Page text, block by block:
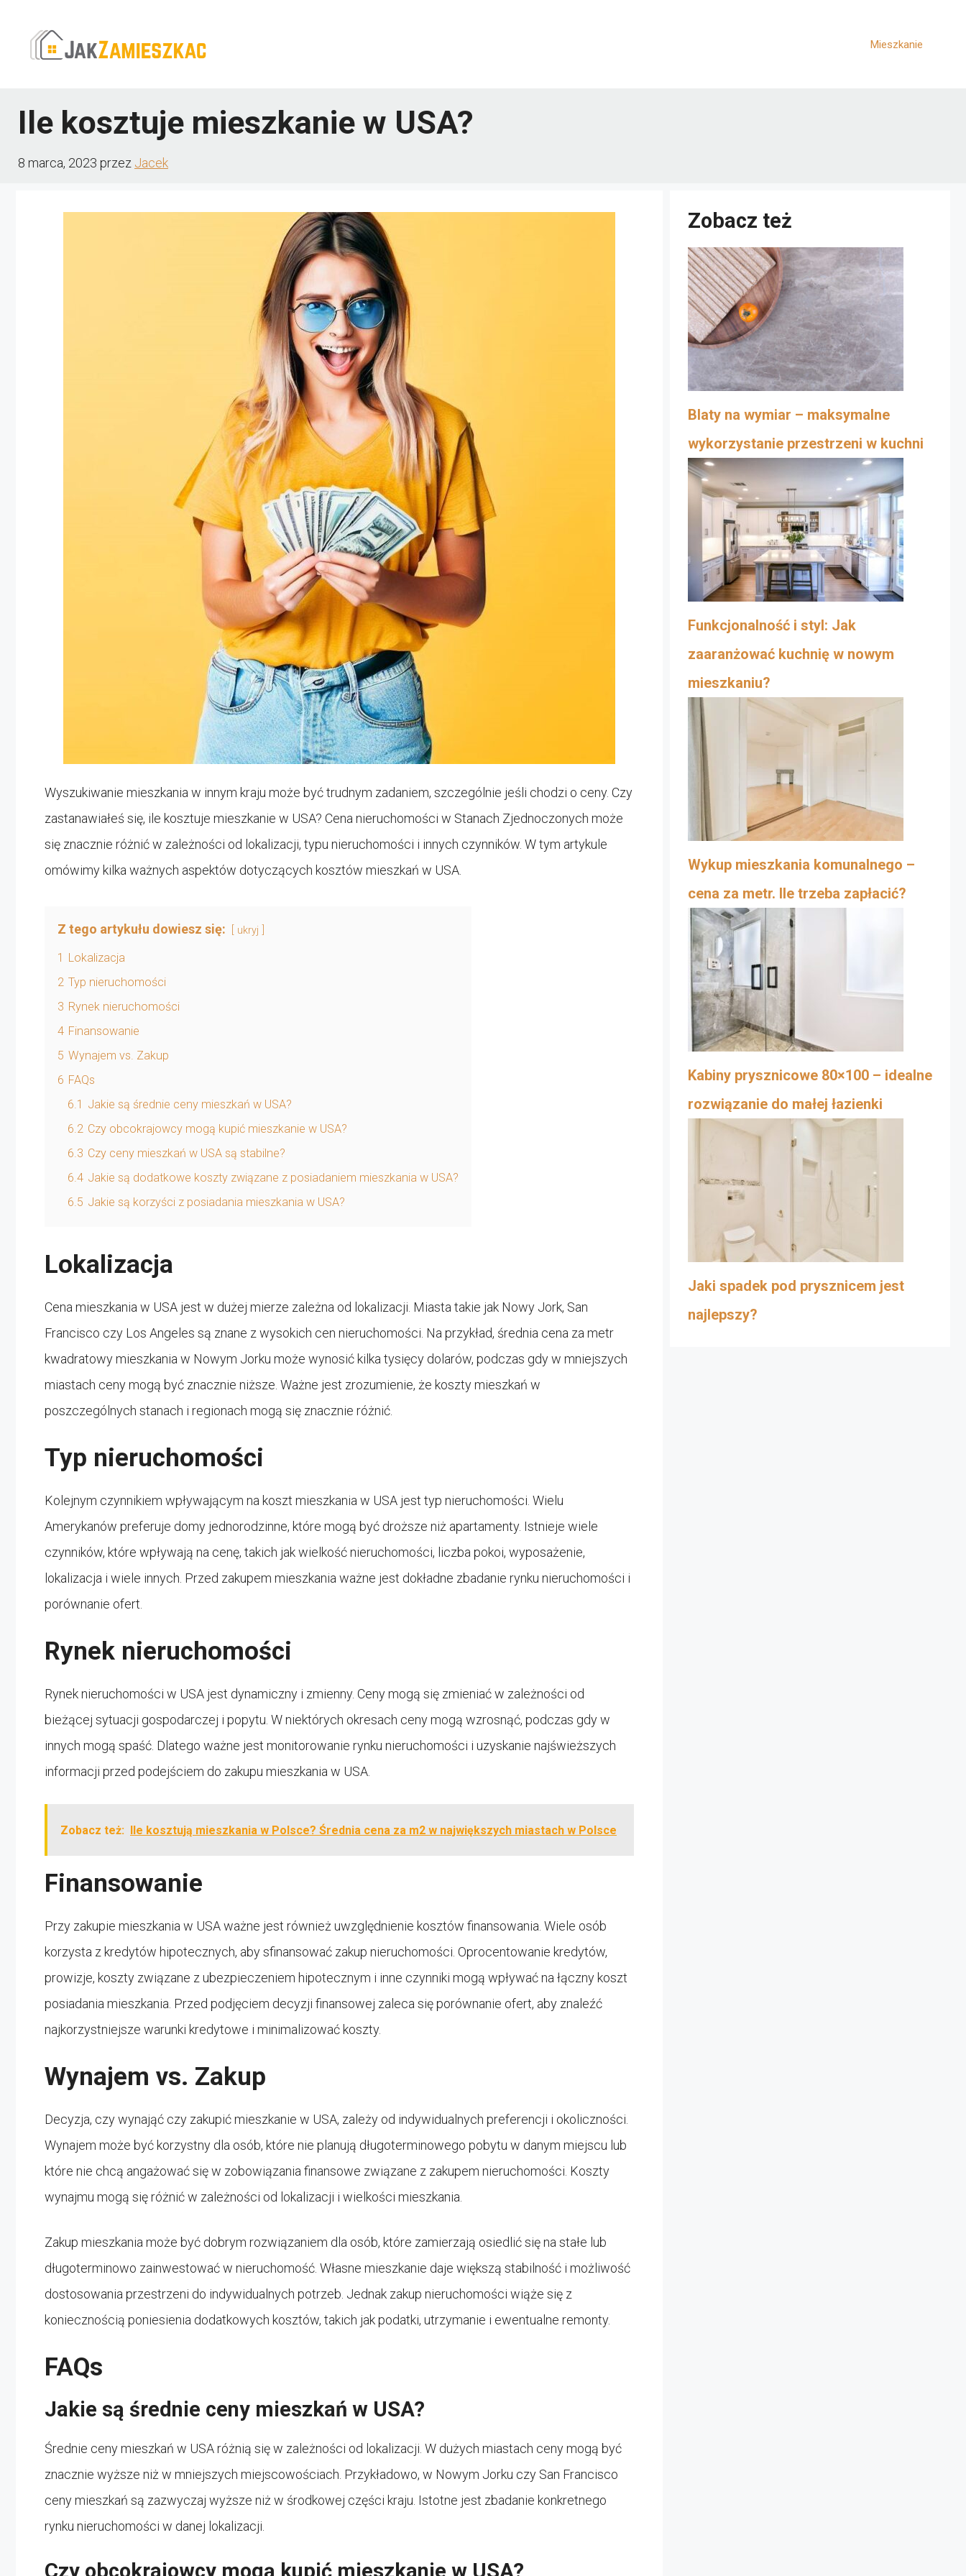
treści
Mieszkanie
Ile kosztuje mieszkanie w USA?
8 marca, 2023 przez Jacek
Wyszukiwanie mieszkania w innym kraju może być trudnym zadaniem, szczególnie jeśli chodzi o ceny. Czy
zastanawiałeś się, ile kosztuje mieszkanie w USA? Cena nieruchomości w Stanach Zjednoczonych może
się znacznie różnić w zależności od lokalizacji, typu nieruchomości i innych czynników. W tym artykule
omówimy kilka ważnych aspektów dotyczących kosztów mieszkań w USA.
Z tego artykułu dowiesz się: ukryj
1 Lokalizacja
2 Typ nieruchomości
3 Rynek nieruchomości
4 Finansowanie
5 Wynajem vs. Zakup
6 FAQs
6.1 Jakie są średnie ceny mieszkań w USA?
6.2 Czy obcokrajowcy mogą kupić mieszkanie w USA?
6.3 Czy ceny mieszkań w USA są stabilne?
6.4 Jakie są dodatkowe koszty związane z posiadaniem mieszkania w USA?
6.5 Jakie są korzyści z posiadania mieszkania w USA?
Lokalizacja
Cena mieszkania w USA jest w dużej mierze zależna od lokalizacji. Miasta takie jak Nowy Jork, San
Francisco czy Los Angeles są znane z wysokich cen nieruchomości. Na przykład, średnia cena za metr
kwadratowy mieszkania w Nowym Jorku może wynosić kilka tysięcy dolarów, podczas gdy w mniejszych
miastach ceny mogą być znacznie niższe. Ważne jest zrozumienie, że koszty mieszkań w
poszczególnych stanach i regionach mogą się znacznie różnić.
Typ nieruchomości
Kolejnym czynnikiem wpływającym na koszt mieszkania w USA jest typ nieruchomości. Wielu
Amerykanów preferuje domy jednorodzinne, które mogą być droższe niż apartamenty. Istnieje wiele
czynników, które wpływają na cenę, takich jak wielkość nieruchomości, liczba pokoi, wyposażenie,
lokalizacja i wiele innych. Przed zakupem mieszkania ważne jest dokładne zbadanie rynku nieruchomości i
porównanie ofert.
Rynek nieruchomości
Rynek nieruchomości w USA jest dynamiczny i zmienny. Ceny mogą się zmieniać w zależności od
bieżącej sytuacji gospodarczej i popytu. W niektórych okresach ceny mogą wzrosnąć, podczas gdy w
innych mogą spaść. Dlatego ważne jest monitorowanie rynku nieruchomości i uzyskanie najświeższych
informacji przed podejściem do zakupu mieszkania w USA.
Zobacz też: Ile kosztują mieszkania w Polsce? Średnia cena za m2 w największych miastach w Polsce
Finansowanie
Przy zakupie mieszkania w USA ważne jest również uwzględnienie kosztów finansowania. Wiele osób
korzysta z kredytów hipotecznych, aby sfinansować zakup nieruchomości. Oprocentowanie kredytów,
prowizje, koszty związane z ubezpieczeniem hipotecznym i inne czynniki mogą wpływać na łączny koszt
posiadania mieszkania. Przed podjęciem decyzji finansowej zaleca się porównanie ofert, aby znaleźć
najkorzystniejsze warunki kredytowe i minimalizować koszty.
Wynajem vs. Zakup
Decyzja, czy wynająć czy zakupić mieszkanie w USA, zależy od indywidualnych preferencji i okoliczności.
Wynajem może być korzystny dla osób, które nie planują długoterminowego pobytu w danym miejscu lub
które nie chcą angażować się w zobowiązania finansowe związane z zakupem nieruchomości. Koszty
wynajmu mogą się różnić w zależności od lokalizacji i wielkości mieszkania.
Zakup mieszkania może być dobrym rozwiązaniem dla osób, które zamierzają osiedlić się na stałe lub
długoterminowo zainwestować w nieruchomość. Własne mieszkanie daje większą stabilność i możliwość
dostosowania przestrzeni do indywidualnych potrzeb. Jednak zakup nieruchomości wiąże się z
koniecznością poniesienia dodatkowych kosztów, takich jak podatki, utrzymanie i ewentualne remonty.
FAQs
Jakie są średnie ceny mieszkań w USA?
Średnie ceny mieszkań w USA różnią się w zależności od lokalizacji. W dużych miastach ceny mogą być
znacznie wyższe niż w mniejszych miejscowościach. Przykładowo, w Nowym Jorku czy San Francisco
ceny mieszkań są zazwyczaj wyższe niż w środkowej części kraju. Istotne jest zbadanie konkretnego
rynku nieruchomości w danej lokalizacji.
Czy obcokrajowcy mogą kupić mieszkanie w USA?
Zobacz też
Blaty na wymiar – maksymalne
wykorzystanie przestrzeni w kuchni
Funkcjonalność i styl: Jak
zaaranżować kuchnię w nowym
mieszkaniu?
Wykup mieszkania komunalnego –
cena za metr. Ile trzeba zapłacić?
Kabiny prysznicowe 80×100 – idealne
rozwiązanie do małej łazienki
Jaki spadek pod prysznicem jest
najlepszy?